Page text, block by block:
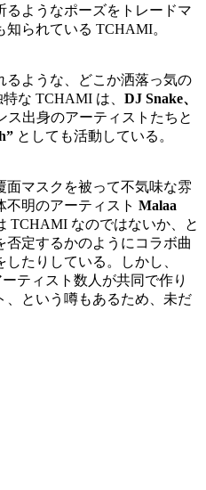
るようなポーズをトレードマ
られている TCHAMI。
るような、どこか洒落っ気の
な TCHAMI は、 DJ Snake、
ス出身のアーティストたちと
としても活動している。
面マスクを被って不気味な雰
不明のアーティスト Malaa
TCHAMI なのではないか、と
否定するかのようにコラボ曲
たりしている。しかし、
ティスト数人が共同で作り
、という噂もあるため、未だ